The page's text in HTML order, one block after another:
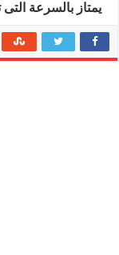
يمتاز بالسرعة التى